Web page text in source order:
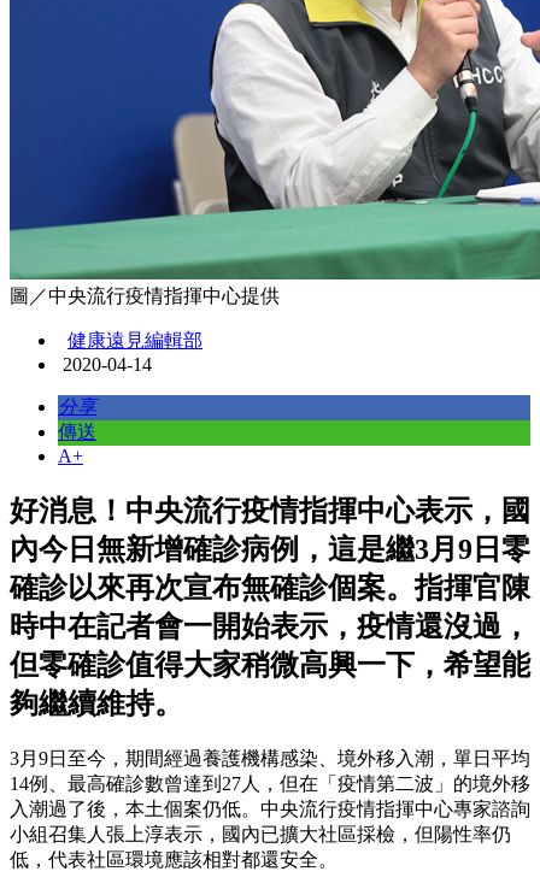
圖／中央流行疫情指揮中心提供
健康遠見編輯部
2020-04-14
分享
傳送
A+
好消息！中央流行疫情指揮中心表示，國
內今日無新增確診病例，這是繼3月9日零
確診以來再次宣布無確診個案。指揮官陳
時中在記者會一開始表示，疫情還沒過，
但零確診值得大家稍微高興一下，希望能
夠繼續維持。
3月9日至今，期間經過養護機構感染、境外移入潮，單日平均
14例、最高確診數曾達到27人，但在「疫情第二波」的境外移
入潮過了後，本土個案仍低。中央流行疫情指揮中心專家諮詢
小組召集人張上淳表示，國內已擴大社區採檢，但陽性率仍
低，代表社區環境應該相對都還安全。